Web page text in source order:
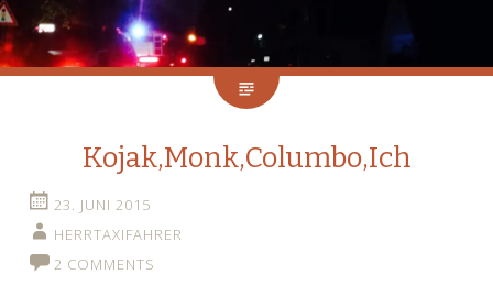
Kojak,Monk,Columbo,Ich
23. JUNI 2015
HERRTAXIFAHRER
2 COMMENTS